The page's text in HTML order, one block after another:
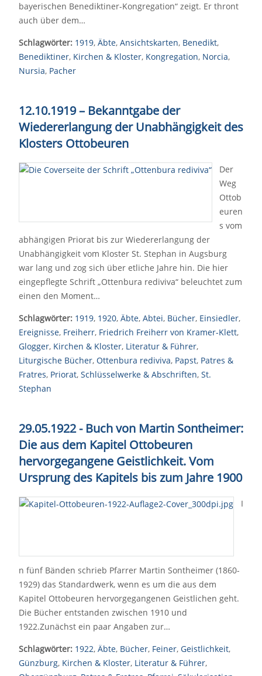
bayerischen Benediktiner-Kongregation“ zeigt. Er thront
auch über dem…
Schlagwörter: 1919, Äbte, Ansichtskarten, Benedikt,
Benediktiner, Kirchen & Kloster, Kongregation, Norcia,
Nursia, Pacher
12.10.1919 – Bekanntgabe der
Wiedererlangung der Unabhängigkeit des
Klosters Ottobeuren
Der
Weg
Ottob
euren
s vom
abhängigen Priorat bis zur Wiedererlangung der
Unabhängigkeit vom Kloster St. Stephan in Augsburg
war lang und zog sich über etliche Jahre hin. Die hier
eingepflegte Schrift „Ottenbura rediviva“ beleuchtet zum
einen den Moment…
Schlagwörter: 1919, 1920, Äbte, Abtei, Bücher, Einsiedler,
Ereignisse, Freiherr, Friedrich Freiherr von Kramer-Klett,
Glogger, Kirchen & Kloster, Literatur & Führer,
Liturgische Bücher, Ottenbura rediviva, Papst, Patres &
Fratres, Priorat, Schlüsselwerke & Abschriften, St.
Stephan
29.05.1922 - Buch von Martin Sontheimer:
Die aus dem Kapitel Ottobeuren
hervorgegangene Geistlichkeit. Vom
Ursprung des Kapitels bis zum Jahre 1900
I
n fünf Bänden schrieb Pfarrer Martin Sontheimer (1860-
1929) das Standardwerk, wenn es um die aus dem
Kapitel Ottobeuren hervorgegangenen Geistlichen geht.
Die Bücher entstanden zwischen 1910 und
1922.Zunächst ein paar Angaben zur…
Schlagwörter: 1922, Äbte, Bücher, Feiner, Geistlichkeit,
Günzburg, Kirchen & Kloster, Literatur & Führer,